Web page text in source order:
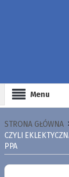
Menu
STRONA GŁÓWNA
CZYLI
PPA